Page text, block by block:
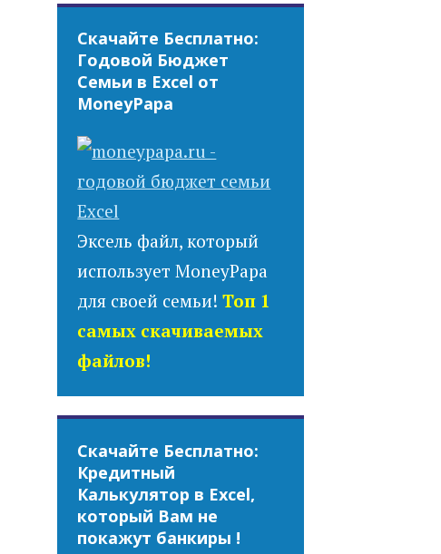
Скачайте Бесплатно:
Годовой Бюджет
Семьи в Excel от
MoneyPapa
Эксель файл, который
использует MoneyPapa
для своей семьи!Топ 1
самых скачиваемых
файлов!
Скачайте Бесплатно:
Кредитный
Калькулятор в Excel,
который Вам не
покажут банкиры !